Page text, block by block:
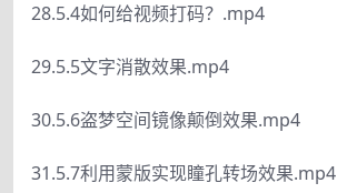
28.5.4如何给视频打码？.mp4
29.5.5文字消散效果.mp4
30.5.6盗梦空间镜像颠倒效果.mp4
31.5.7利用蒙版实现瞳孔转场效果.mp4